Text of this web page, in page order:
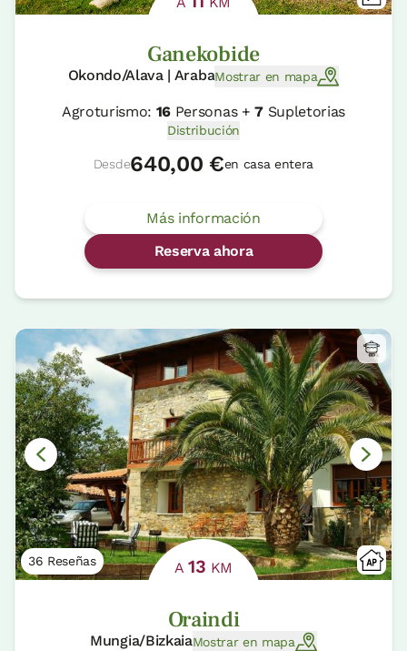
Ganekobide
Okondo/Alava | ArabaMostrar en mapa
Agroturismo: 16 Personas +7Supletorias
Distribución
Desde640,00 €en casa entera
Más información
Reserva ahora
36 Reseñas A13 KM
Oraindi
Mungia/BizkaiaMostrar en mapa